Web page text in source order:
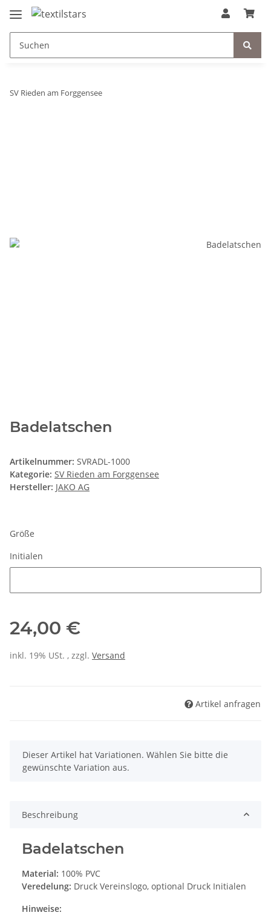
SV Rieden am Forggensee
Badelatschen
Artikelnummer: SVRADL-1000
Kategorie: SV Rieden am Forggensee
Hersteller: JAKO AG
Größe
Initialen
24,00 €
inkl. 19% USt. , zzgl. Versand
Artikel anfragen
x
Dieser Artikel hat Variationen. Wählen Sie bitte die
gewünschte Variation aus.
Beschreibung
Badelatschen
Material: 100% PVC
Veredelung: Druck Vereinslogo, optional Druck Initialen
Hinweise: